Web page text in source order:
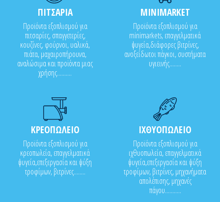
ΠΙΤΣΑΡΙΑ
Προϊόντα εξοπλισμού για
πιτσαρίες, σπαγγετερίες,
κουζίνες, φούρνοι, υαλικά,
πιάτα, μαχαιροπήρουνα,
αναλώσιμα και προϊόντα μιας
χρήσης..........
MINIMARKET
Προϊόντα εξοπλισμού για
minimarkets, επαγγελματικά
ψυγεία,διάφορες βιτρίνες,
ανοξείδωτοι πάγκοι, συστήματα
υγιεινής........
ΚΡΕΟΠΩΛΕΙΟ
Προϊόντα εξοπλισμού για
κρεοπωλεία, επαγγελματικά
ψυγεία,επεξεργασία και ψύξη
τροφίμων, βιτρίνες........
ΙΧΘΥΟΠΩΛΕΙΟ
Προϊόντα εξοπλισμού για
ιχθυοπωλεία, επαγγελματικά
ψυγεία,επεξεργασία και ψύξη
τροφίμων, βιτρίνες, μηχανήματα
απολέπισης, μηχανές
πάγου...........